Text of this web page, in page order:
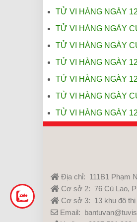
TỬ VI HÀNG NGÀY
TỬ VI HÀNG NGÀY
TỬ VI HÀNG NGÀY
TỬ VI HÀNG NGÀY
TỬ VI HÀNG NGÀY
TỬ VI HÀNG NGÀY
TỬ VI HÀNG NGÀY
Địa chỉ: 111B1 Phạm
Cơ sở 2: 76 Cù Lao,
Cơ sở 3: 13 khu đô
Email: